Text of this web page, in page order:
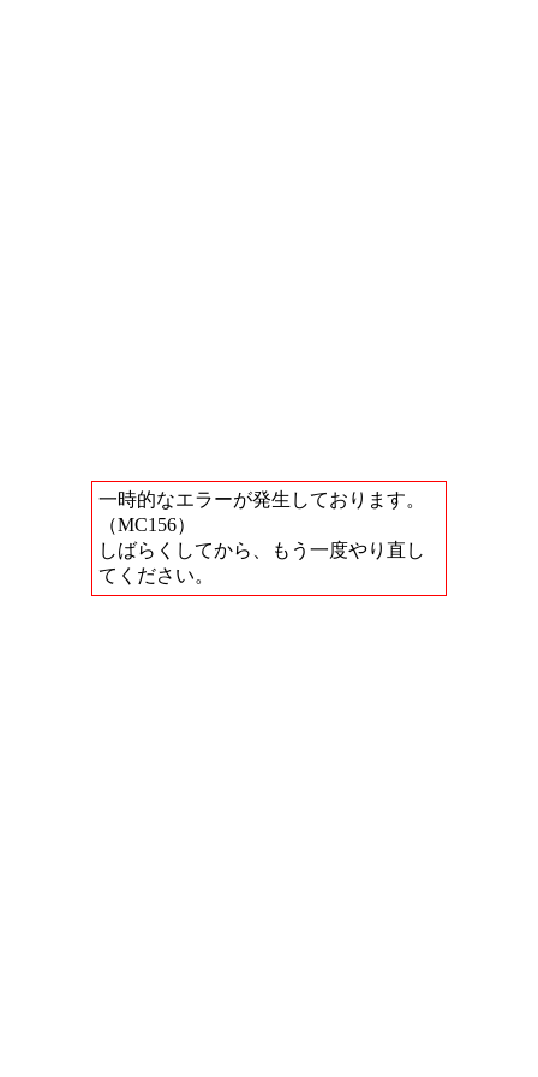
一時的なエラーが発生しております。
（MC156）
しばらくしてから、もう一度やり直し
てください。